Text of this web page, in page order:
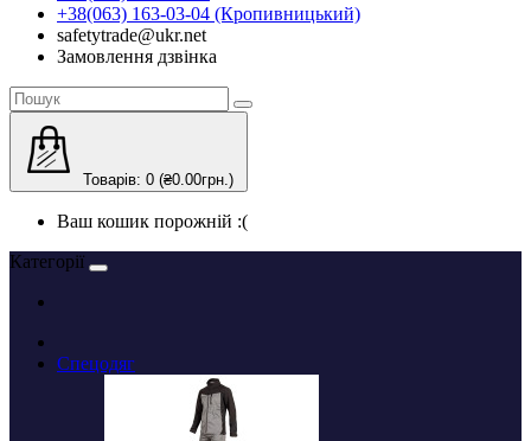
+38(063) 163-03-04 (Кропивницький)
safetytrade@ukr.net
Замовлення дзвінка
Товарів: 0 (₴0.00грн.)
Ваш кошик порожній :(
Категорії
Спецодяг